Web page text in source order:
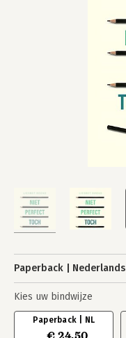
Paperback Nederlands
Kies uw bindwijze
Paperback | NL